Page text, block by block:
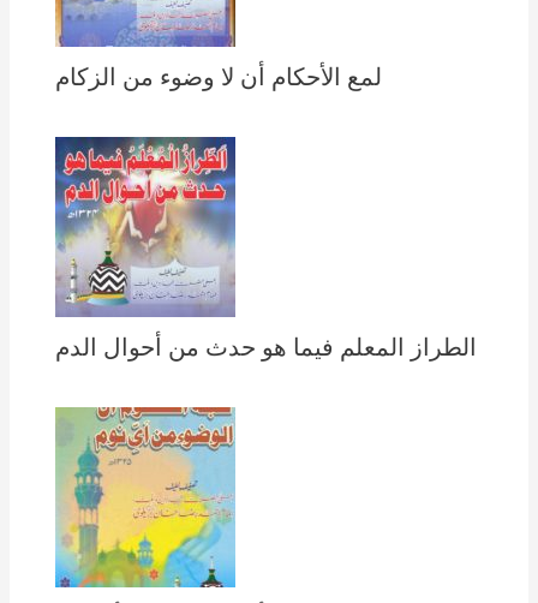
لمع الأحكام أن لا وضوء من الزكام
الطراز المعلم فيما هو حدث من أحوال الدم